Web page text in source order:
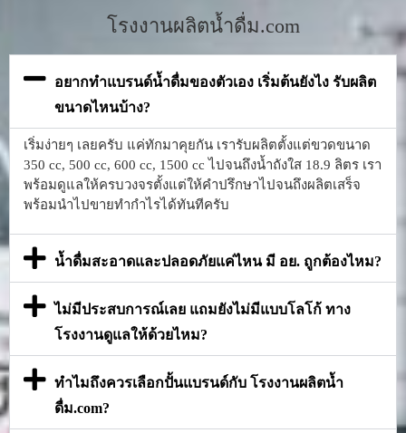
โรงงานผลิตน้ำดื่ม.com
อยากทำแบรนด์น้ำดื่มของตัวเอง เริ่มต้นยังไง รับผลิต
ขนาดไหนบ้าง?
เริ่มง่ายๆ เลยครับ แค่ทักมาคุยกัน เรารับผลิตตั้งแต่ขวดขนาด
350 cc, 500 cc, 600 cc, 1500 cc ไปจนถึงน้ำถังใส 18.9 ลิตร เรา
พร้อมดูแลให้ครบวงจรตั้งแต่ให้คำปรึกษาไปจนถึงผลิตเสร็จ
พร้อมนำไปขายทำกำไรได้ทันทีครับ
น้ำดื่มสะอาดและปลอดภัยแค่ไหน มี อย. ถูกต้องไหม?
ไม่มีประสบการณ์เลย แถมยังไม่มีแบบโลโก้ ทาง
โรงงานดูแลให้ด้วยไหม?
ทำไมถึงควรเลือกปั้นแบรนด์กับ โรงงานผลิตน้ำ
ดื่ม.com?